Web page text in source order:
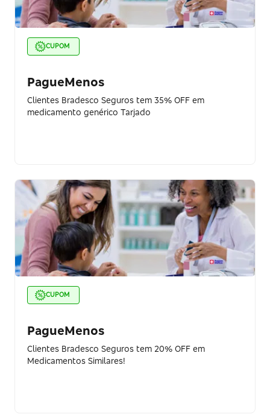
CUPOM
PagueMenos
Clientes Bradesco Seguros tem 35% OFF em
medicamento genérico Tarjado
CUPOM
PagueMenos
Clientes Bradesco Seguros tem 20% OFF em
Medicamentos Similares!